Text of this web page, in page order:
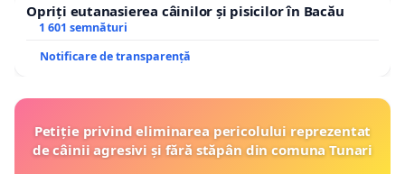
Opriți eutanasierea câinilor și pisicilor în Bacău
1 601 semnături
Notificare de transparență
Petiție privind eliminarea pericolului reprezentat
de câinii agresivi și fără stăpân din comuna Tunari